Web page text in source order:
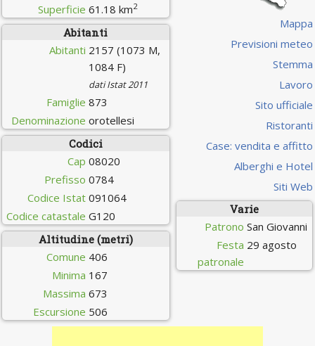
Superficie 61.18 km2
Abitanti
Abitanti 2157 (1073 M,
1084 F)
dati Istat 2011
Famiglie 873
Denominazione orotellesi
Codici
Cap 08020
Prefisso 0784
Codice Istat 091064
Codice catastale G120
Altitudine (metri)
Comune 406
Minima 167
Massima 673
Escursione 506
Mappa
Previsioni meteo
Stemma
Lavoro
Sito ufficiale
Ristoranti
Case: vendita e affitto
Alberghi e Hotel
Siti Web
Varie
Patrono San Giovanni
Festa
patronale
29 agosto